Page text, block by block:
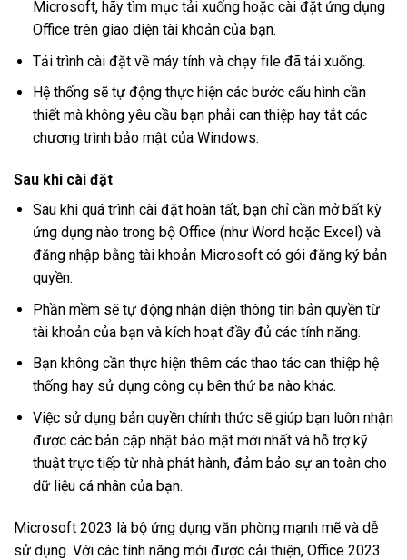
Microsoft, hãy tìm mục tải xuống hoặc cài đặt ứng dụng
Office trên giao diện tài khoản của bạn.
Tải trình cài đặt về máy tính và chạy file đã tải xuống.
Hệ thống sẽ tự động thực hiện các bước cấu hình cần
thiết mà không yêu cầu bạn phải can thiệp hay tắt các
chương trình bảo mật của Windows.
Sau khi cài đặt
Sau khi quá trình cài đặt hoàn tất, bạn chỉ cần mở bất kỳ
ứng dụng nào trong bộ Office (như Word hoặc Excel) và
đăng nhập bằng tài khoản Microsoft có gói đăng ký bản
quyền.
Phần mềm sẽ tự động nhận diện thông tin bản quyền từ
tài khoản của bạn và kích hoạt đầy đủ các tính năng.
Bạn không cần thực hiện thêm các thao tác can thiệp hệ
thống hay sử dụng công cụ bên thứ ba nào khác.
Việc sử dụng bản quyền chính thức sẽ giúp bạn luôn nhận
được các bản cập nhật bảo mật mới nhất và hỗ trợ kỹ
thuật trực tiếp từ nhà phát hành, đảm bảo sự an toàn cho
dữ liệu cá nhân của bạn.
Microsoft 2023 là bộ ứng dụng văn phòng mạnh mẽ và dễ
sử dụng. Với các tính năng mới được cải thiện, Office 2023